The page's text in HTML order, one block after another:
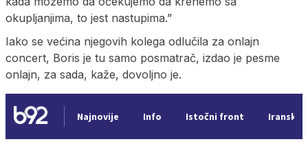
okupljanjima, to jest nastupima.”
Iako se većina njegovih kolega odlučila za onlajn
concert, Boris je tu samo posmatrač, izdao je pesme
onlajn, za sada, kaže, dovoljno je.